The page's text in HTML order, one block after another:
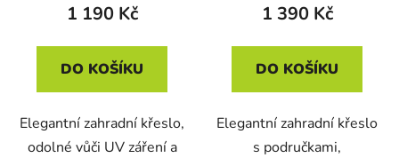
1 190 Kč
DO KOŠÍKU
Elegantní zahradní křeslo,
odolné vůči UV záření a
1 390 Kč
DO KOŠÍKU
Elegantní zahradní křeslo
s područkami,